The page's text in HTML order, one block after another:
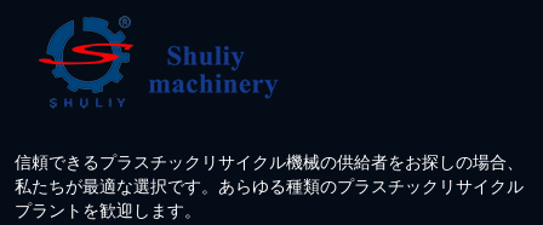
信頼できるプラスチックリサイクル機械の供給者をお探しの場合、
私たちが最適な選択です。あらゆる種類のプラスチックリサイクル
プラントを歓迎します。